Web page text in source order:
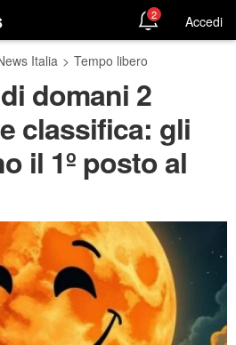
2 Accedi
Italia > Tempo libero
domani 2
classifica: gli
il 1º posto al